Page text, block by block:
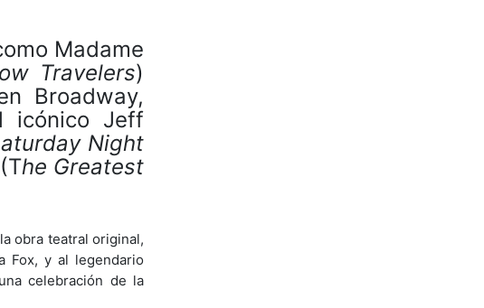
Madame
Travelers)
Broadway,
icónico Jeff
aturday Night
he Greatest
obra teatral original,
Fox, y al legendario
celebración de la